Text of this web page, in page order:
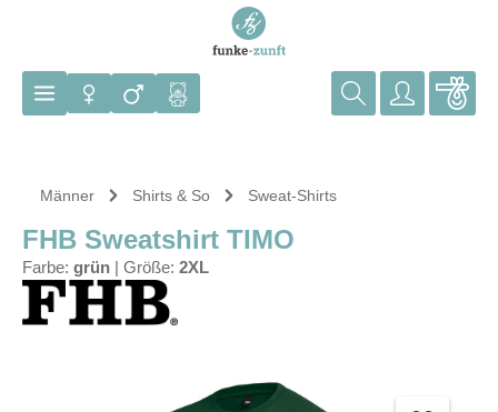
Männer Shirts & So Sweat-Shirts
FHB Sweatshirt TIMO
Farbe: grün Größe: 2XL